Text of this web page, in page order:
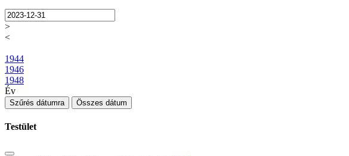
>
<
1944
1946
1948
Év
Szűrés dátumra Összes dátum
Testület